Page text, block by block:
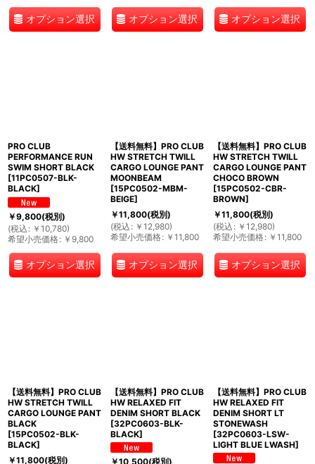
オプション選択 オプション選択 オプション選択
PRO CLUB
PERFORMANCE RUN
SWIM SHORT BLACK
[11PC0507-BLK-
BLACK]
￥9,800(税別)
(税込 : ￥ 10,780)
希望小売価格: ￥ 9,800
オプション選択
【送料無料】PRO CLUB
HW STRETCH TWILL
CARGO LOUNGE PANT
MOONBEAM
[15PC0502-MBM-
BEIGE]
￥11,800(税別)
(税込 : ￥ 12,980)
希望小売価格: ￥ 11,800
オプション選択
【送料無料】PRO CLUB
HW STRETCH TWILL
CARGO LOUNGE PANT
CHOCO BROWN
[15PC0502-CBR-
BROWN]
￥11,800(税別)
(税込 : ￥ 12,980)
希望小売価格: ￥ 11,800
オプション選択
【送料無料】PRO CLUB
HW STRETCH TWILL
CARGO LOUNGE PANT
BLACK
[15PC0502-BLK-
BLACK]
￥11,800(税別)
【送料無料】PRO CLUB
HW RELAXED FIT
DENIM SHORT BLACK
[32PC0603-BLK-
BLACK]
￥10,500(税別)
【送料無料】PRO CLUB
HW RELAXED FIT
DENIM SHORT LT
STONEWASH
[32PC0603-LSW-
LIGHT BLUE LWASH]